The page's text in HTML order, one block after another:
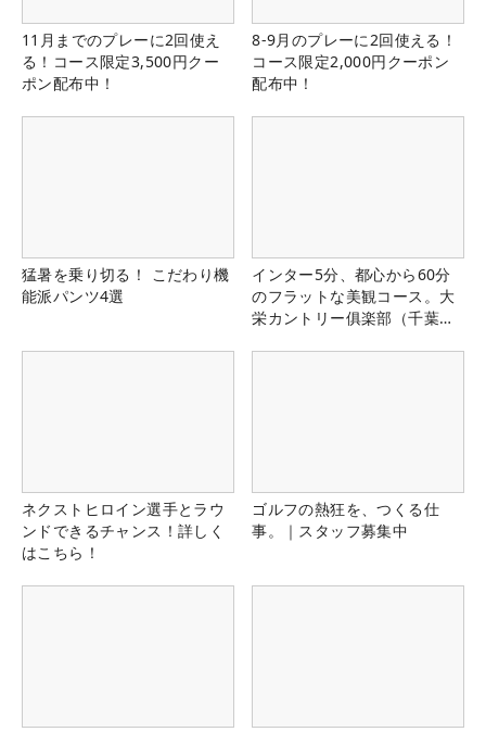
11月までのプレーに2回使え
る！コース限定3,500円クー
ポン配布中！
8-9月のプレーに2回使える！
コース限定2,000円クーポン
配布中！
猛暑を乗り切る！ こだわり機
能派パンツ4選
インター5分、都心から60分
のフラットな美観コース。大
栄カントリー俱楽部（千葉
ネクストヒロイン選手とラウ
ンドできるチャンス！詳しく
はこちら！
ゴルフの熱狂を、つくる仕
事。｜スタッフ募集中